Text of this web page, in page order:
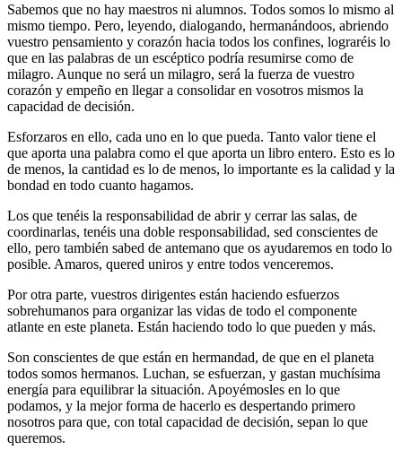
Sabemos que no hay maestros ni alumnos. Todos somos lo mismo al
mismo tiempo. Pero, leyendo, dialogando, hermanándoos, abriendo
vuestro pensamiento y corazón hacia todos los confines, lograréis lo
que en las palabras de un escéptico podría resumirse como de
milagro. Aunque no será un milagro, será la fuerza de vuestro
corazón y empeño en llegar a consolidar en vosotros mismos la
capacidad de decisión.
Esforzaros en ello, cada uno en lo que pueda. Tanto valor tiene el
que aporta una palabra como el que aporta un libro entero. Esto es lo
de menos, la cantidad es lo de menos, lo importante es la calidad y la
bondad en todo cuanto hagamos.
Los que tenéis la responsabilidad de abrir y cerrar las salas, de
coordinarlas, tenéis una doble responsabilidad, sed conscientes de
ello, pero también sabed de antemano que os ayudaremos en todo lo
posible. Amaros, quered uniros y entre todos venceremos.
Por otra parte, vuestros dirigentes están haciendo esfuerzos
sobrehumanos para organizar las vidas de todo el componente
atlante en este planeta. Están haciendo todo lo que pueden y más.
Son conscientes de que están en hermandad, de que en el planeta
todos somos hermanos. Luchan, se esfuerzan, y gastan muchísima
energía para equilibrar la situación. Apoyémosles en lo que
podamos, y la mejor forma de hacerlo es despertando primero
nosotros para que, con total capacidad de decisión, sepan lo que
queremos.